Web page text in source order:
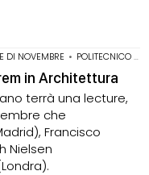
DI NOVEMBRE • POLITECNICO DI MILANO
in Architettura
terrà una lecture,
che
Francisco
Nielsen